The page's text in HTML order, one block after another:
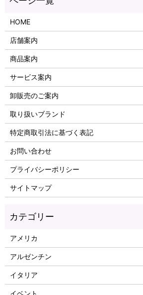
HOME
店舗案内
商品案内
サービス案内
卸販売のご案内
取り扱いブランド
特定商取引法に基づく表記
お問い合わせ
プライバシーポリシー
サイトマップ
アメリカ
アルゼンチン
イタリア
イベント